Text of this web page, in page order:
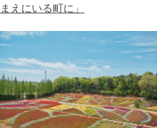
まえにいる町に」